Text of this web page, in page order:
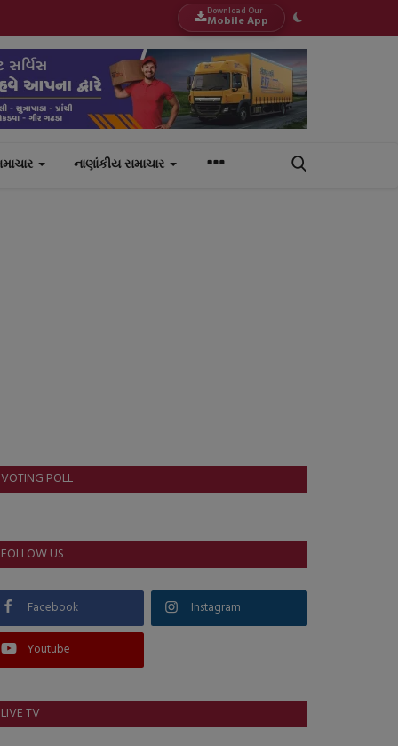
Download Our
Mobile App
નાણાંકીય સમાચાર
VOTING POLL
FOLLOW US
Facebook Instagram
Youtube
LIVE TV